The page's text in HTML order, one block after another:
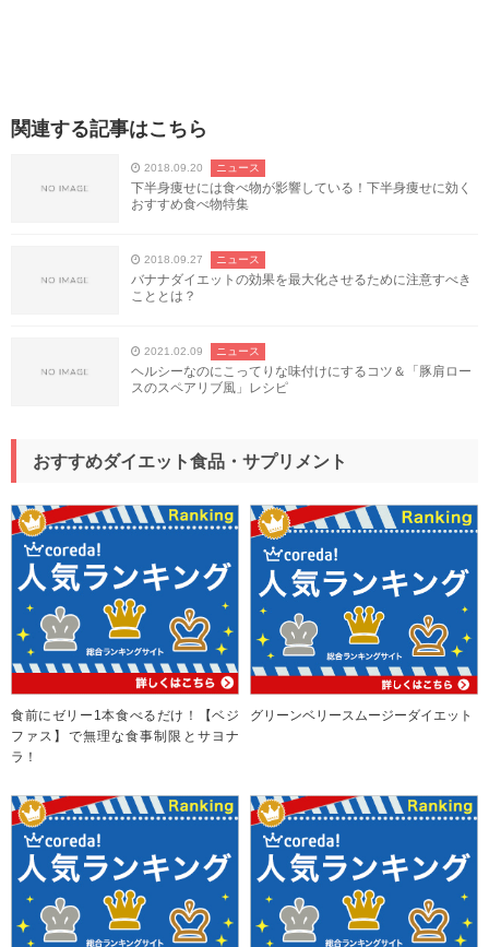
関連する記事はこちら
2018.09.20 ニュース
下半身痩せには食べ物が影響している！下半身痩せに効く
おすすめ食べ物特集
2018.09.27 ニュース
バナナダイエットの効果を最大化させるために注意すべき
こととは？
2021.02.09 ニュース
ヘルシーなのにこってりな味付けにするコツ＆「豚肩ロー
スのスペアリブ風」レシピ
おすすめダイエット食品・サプリメント
食前にゼリー1本食べるだけ！【ベジ
ファス】で無理な食事制限とサヨナ
ラ！
グリーンベリースムージーダイエット